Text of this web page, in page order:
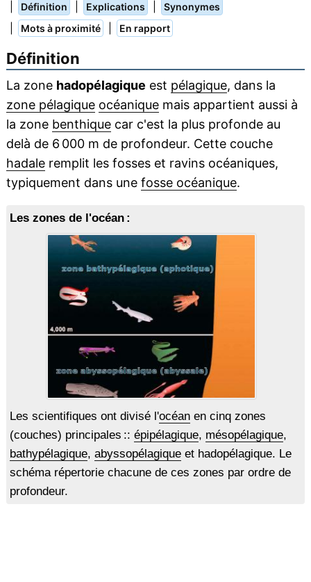
Définition Explications Synonymes
Mots à proximité En rapport
Définition
La zone hadopélagique est pélagique, dans la
zone pélagique océaniquemais appartient aussi à
la zone benthiquecar c'est la plus profonde au
delà de 6 000 m de profondeur. Cette couche
hadaleremplit les fosses et ravins océaniques,
typiquement dans une fosse océanique.
Les zones de l'océan :
Les scientifiques ont divisé l'océanen cinq zones
(couches) principales :: épipélagique, mésopélagique,
bathypélagique, abyssopélagiqueet hadopélagique. Le
schéma répertorie chacune de ces zones par ordre de
profondeur.